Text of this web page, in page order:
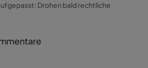
Drohen bald rechtliche